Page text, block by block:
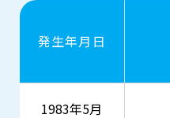
発生年月日
1983年5月